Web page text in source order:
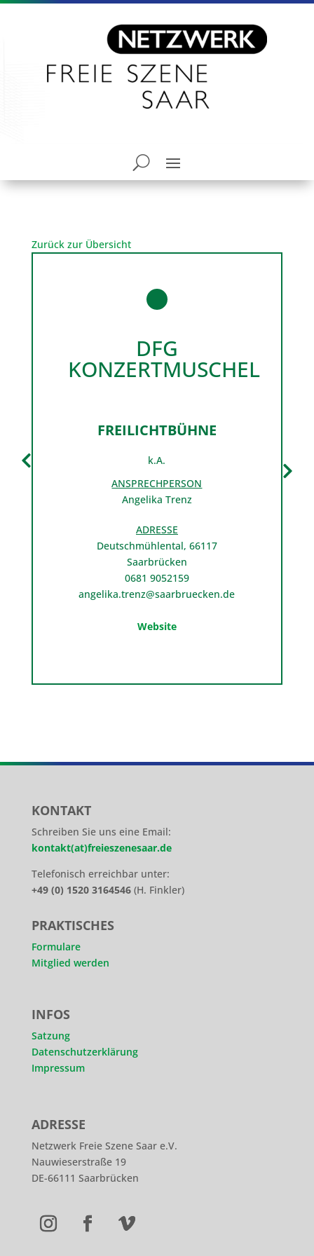
Zurück zur Übersicht
DFG
KONZERTMUSCHEL
FREILICHTBÜHNE
k.A.
ANSPRECHPERSON
Angelika Trenz
ADRESSE
Deutschmühlental, 66117
Saarbrücken
0681 9052159
angelika.trenz@saarbruecken.de
Website
KONTAKT
Schreiben Sie uns eine Email:
kontakt(at)freieszenesaar.de
Telefonisch erreichbar unter:
+49 (0) 1520 3164546(H. Finkler)
PRAKTISCHES
Formulare
Mitglied werden
INFOS
Satzung
Datenschutzerklärung
Impressum
ADRESSE
Netzwerk Freie Szene Saar e.V.
Nauwieserstraße 19
DE-66111 Saarbrücken